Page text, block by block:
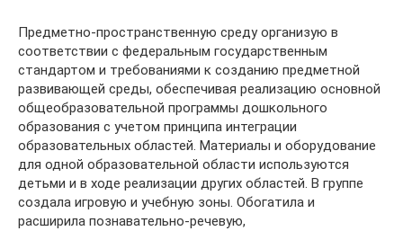
Предметно-пространственную среду организую в
соответствии с федеральным государственным
стандартом и требованиями к созданию предметной
развивающей среды, обеспечивая реализацию основной
общеобразовательной программы дошкольного
образования с учетом принципа интеграции
образовательных областей. Материалы и оборудование
для одной образовательной области используются
детьми и в ходе реализации других областей. В группе
создала игровую и учебную зоны. Обогатила и
расширила познавательно-речевую,